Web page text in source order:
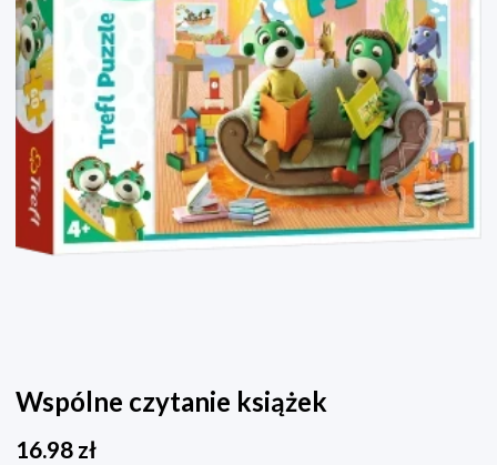
Wspólne czytanie książek
16.98 zł